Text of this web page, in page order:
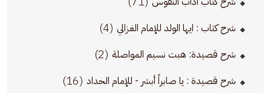
شرح كتاب : ايها الولد للإمام الغزالي (4)
شرح قصيدة: هبت نسيم المواصلة (2)
شرح قصيدة : يا صابراً أبشر - للإمام الحداد (16)